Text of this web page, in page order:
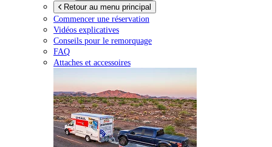
Retour au menu principal
Commencer une réservation
Vidéos explicatives
Conseils pour le remorquage
FAQ
Attaches et accessoires